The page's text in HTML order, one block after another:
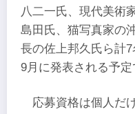
八二一氏、現代美術
島田氏、猫写真家の
長の佐上邦久氏ら計
9月に発表される予定
応募資格は個人だ